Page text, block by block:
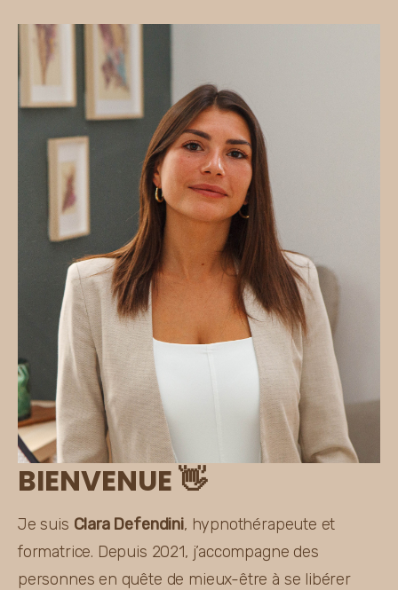
BIENVENUE 👋
Je suis Clara Defendini, hypnothérapeute et
formatrice. Depuis 2021, j’accompagne des
personnes en quête de mieux-être à se libérer